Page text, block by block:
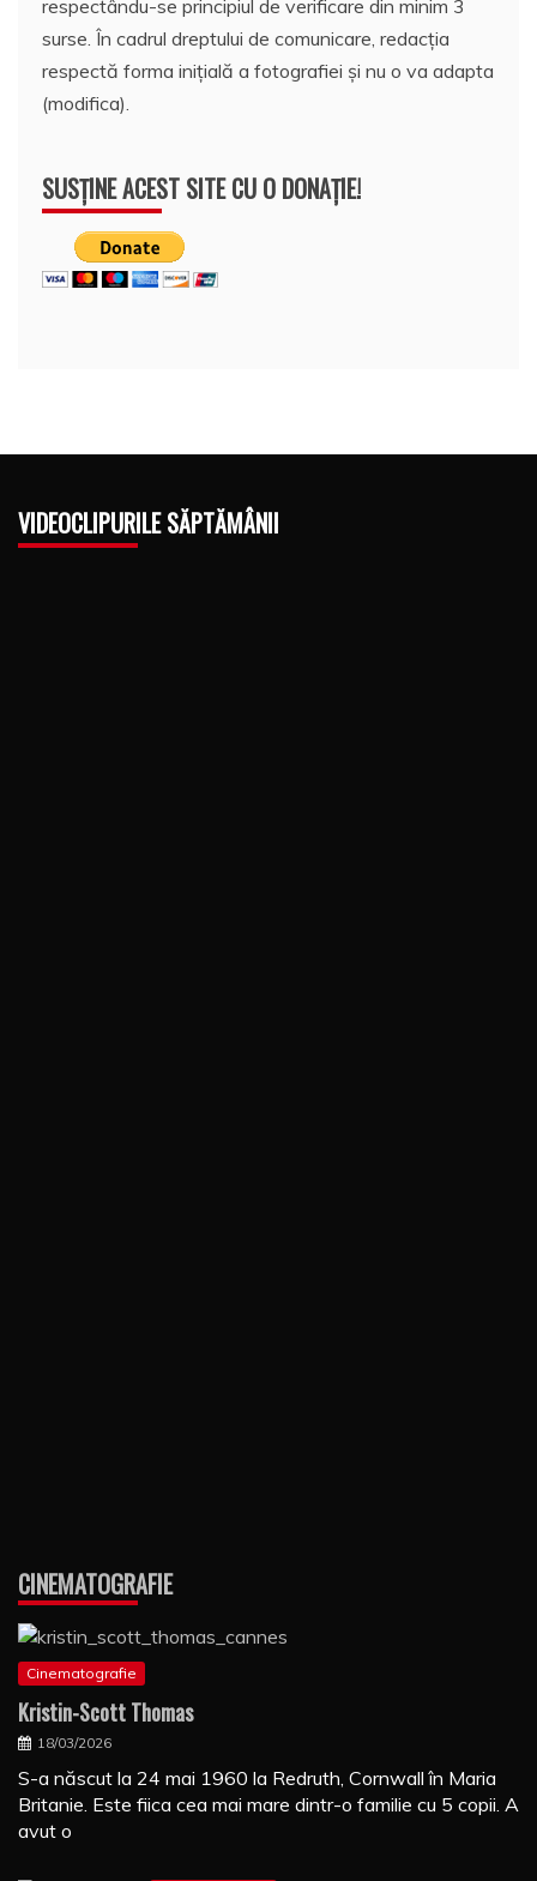
respectându-se principiul de verificare din minim 3
surse. În cadrul dreptului de comunicare, redacția
respectă forma inițială a fotografiei și nu o va adapta
(modifica).
SUSȚINE ACEST SITE CU O DONAȚIE!
VIDEOCLIPURILE SĂPTĂMÂNII
CINEMATOGRAFIE
Cinematografie
Kristin-Scott Thomas
18/03/2026
S-a născut la 24 mai 1960 la Redruth, Cornwall în Maria
Britanie. Este fiica cea mai mare dintr-o familie cu 5 copii. A
avut o